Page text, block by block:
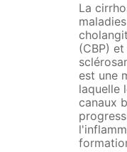
La
(CBP)
est une
laquelle
canaux